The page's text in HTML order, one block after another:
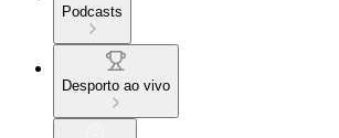
Podcasts
Desporto ao vivo